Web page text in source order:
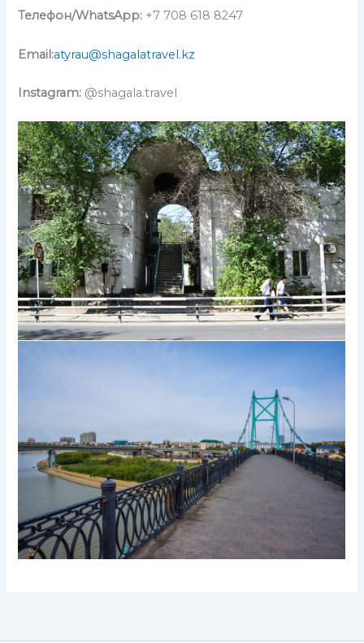
Телефон/WhatsApp: +7 708 618 8247
Email:atyrau@shagalatravel.kz
Instagram: @shagala.travel